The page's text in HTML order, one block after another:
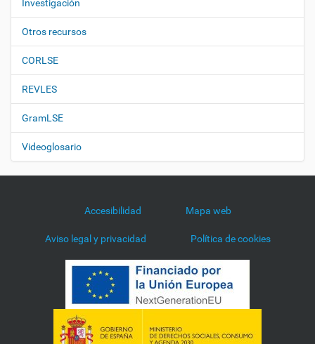
Investigación
Otros recursos
CORLSE
REVLES
GramLSE
Videoglosario
Accesibilidad Mapa web
Aviso legal y privacidad Política de cookies